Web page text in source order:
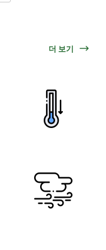
더 보기